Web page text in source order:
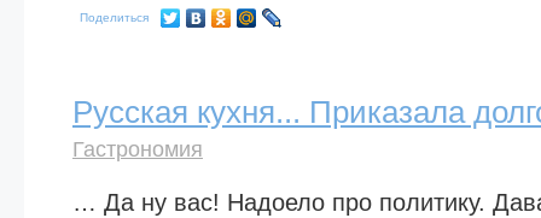
Поделиться
Русская кухня... Приказала
Гастрономия
… Да ну вас! Надоело про политику.